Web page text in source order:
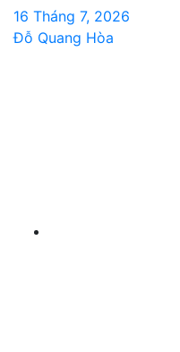
16 Tháng 7, 2026
Đỗ Quang Hòa